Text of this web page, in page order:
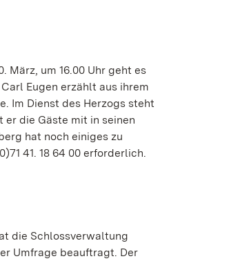
März, um 16.00 Uhr geht es
Eugen erzählt aus ihrem
Im Dienst des Herzogs steht
er die Gäste mit in seinen
hat noch einiges zu
41. 18 64 00 erforderlich.
die Schlossverwaltung
Umfrage beauftragt. Der